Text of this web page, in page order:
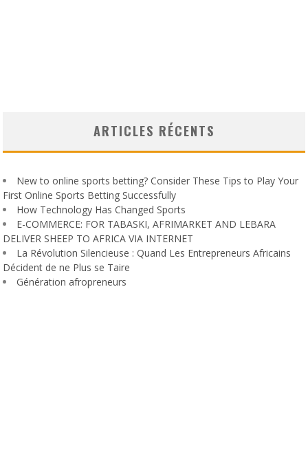
ARTICLES RÉCENTS
New to online sports betting? Consider These Tips to Play Your
First Online Sports Betting Successfully
How Technology Has Changed Sports
E-COMMERCE: FOR TABASKI, AFRIMARKET AND LEBARA
DELIVER SHEEP TO AFRICA VIA INTERNET
La Révolution Silencieuse : Quand Les Entrepreneurs Africains
Décident de ne Plus se Taire
Génération afropreneurs